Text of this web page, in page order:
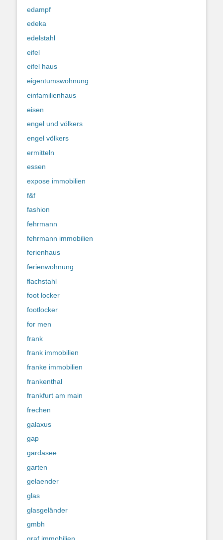
edampf
edeka
edelstahl
eifel
eifel haus
eigentumswohnung
einfamilienhaus
eisen
engel und völkers
engel völkers
ermitteln
essen
expose immobilien
f&f
fashion
fehrmann
fehrmann immobilien
ferienhaus
ferienwohnung
flachstahl
foot locker
footlocker
for men
frank
frank immobilien
franke immobilien
frankenthal
frankfurt am main
frechen
galaxus
gap
gardasee
garten
gelaender
glas
glasgeländer
gmbh